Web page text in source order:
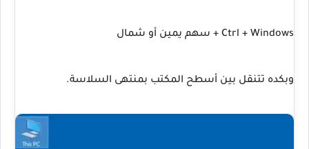
Ctrl + Windows + سهم يمين أو شمال
وبكده تتنقل بين أسطح المكتب بمنتهى السلاسة.